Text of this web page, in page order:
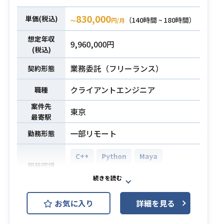
単価(税込) 〜830,000円/月
（140時間 ~ 180時間）
想定年収
(税込)
9,960,000円
契約形態 業務委託（フリーランス）
職種 クライアントエンジニア
案件先
最寄駅
東京
勤務形態 一部リモート
開発環境
C++ Python
Maya
Unreal Engine
スマートフォン・コンソール・PCゲ
ーム等、
お気に入り 詳細を見る